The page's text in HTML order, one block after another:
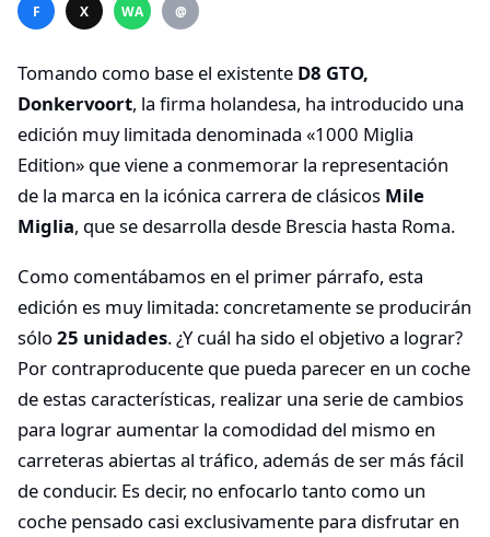
F X WA @
Tomando como base el existente D8 GTO,
Donkervoort, la firma holandesa, ha introducido una
edición muy limitada denominada «1000 Miglia
Edition» que viene a conmemorar la representación
de la marca en la icónica carrera de clásicos Mile
Miglia, que se desarrolla desde Brescia hasta Roma.
Como comentábamos en el primer párrafo, esta
edición es muy limitada: concretamente se producirán
sólo25 unidades. ¿Y cuál ha sido el objetivo a lograr?
Por contraproducente que pueda parecer en un coche
de estas características, realizar una serie de cambios
para lograr aumentar la comodidad del mismo en
carreteras abiertas al tráfico, además de ser más fácil
de conducir. Es decir, no enfocarlo tanto como un
coche pensado casi exclusivamente para disfrutar en